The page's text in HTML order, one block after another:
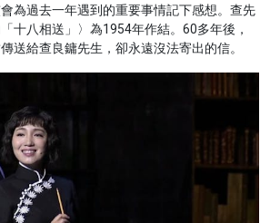
為過去一年遇到的重要事情記下感想。查先
十八相送」〉為1954年作結。60多年後，
送給查良鏞先生，卻永遠沒法寄出的信。